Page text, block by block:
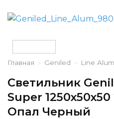
Главная » Geniled » Line Alum
Светильник
Super
Опал Черный